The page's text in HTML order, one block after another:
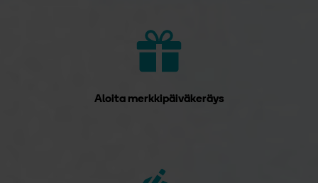
Aloita merkkipäiväkeräys